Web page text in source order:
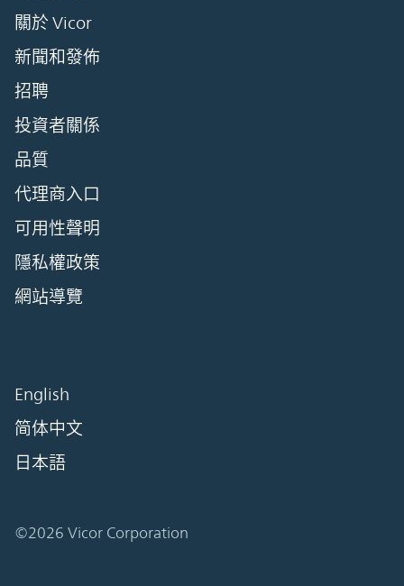
關於 Vicor
新聞和發佈
招聘
投資者關係
品質
代理商入口
可用性聲明
隱私權政策
網站導覽
English
简体中文
日本語
©2026 Vicor Corporation